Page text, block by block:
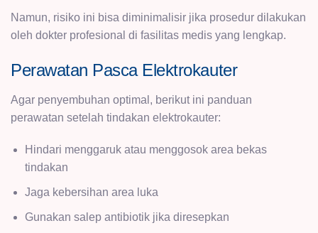
Namun, risiko ini bisa diminimalisir jika prosedur dilakukan
oleh dokter profesional di fasilitas medis yang lengkap.
Perawatan Pasca Elektrokauter
Agar penyembuhan optimal, berikut ini panduan
perawatan setelah tindakan elektrokauter:
Hindari menggaruk atau menggosok area bekas
tindakan
Jaga kebersihan area luka
Gunakan salep antibiotik jika diresepkan